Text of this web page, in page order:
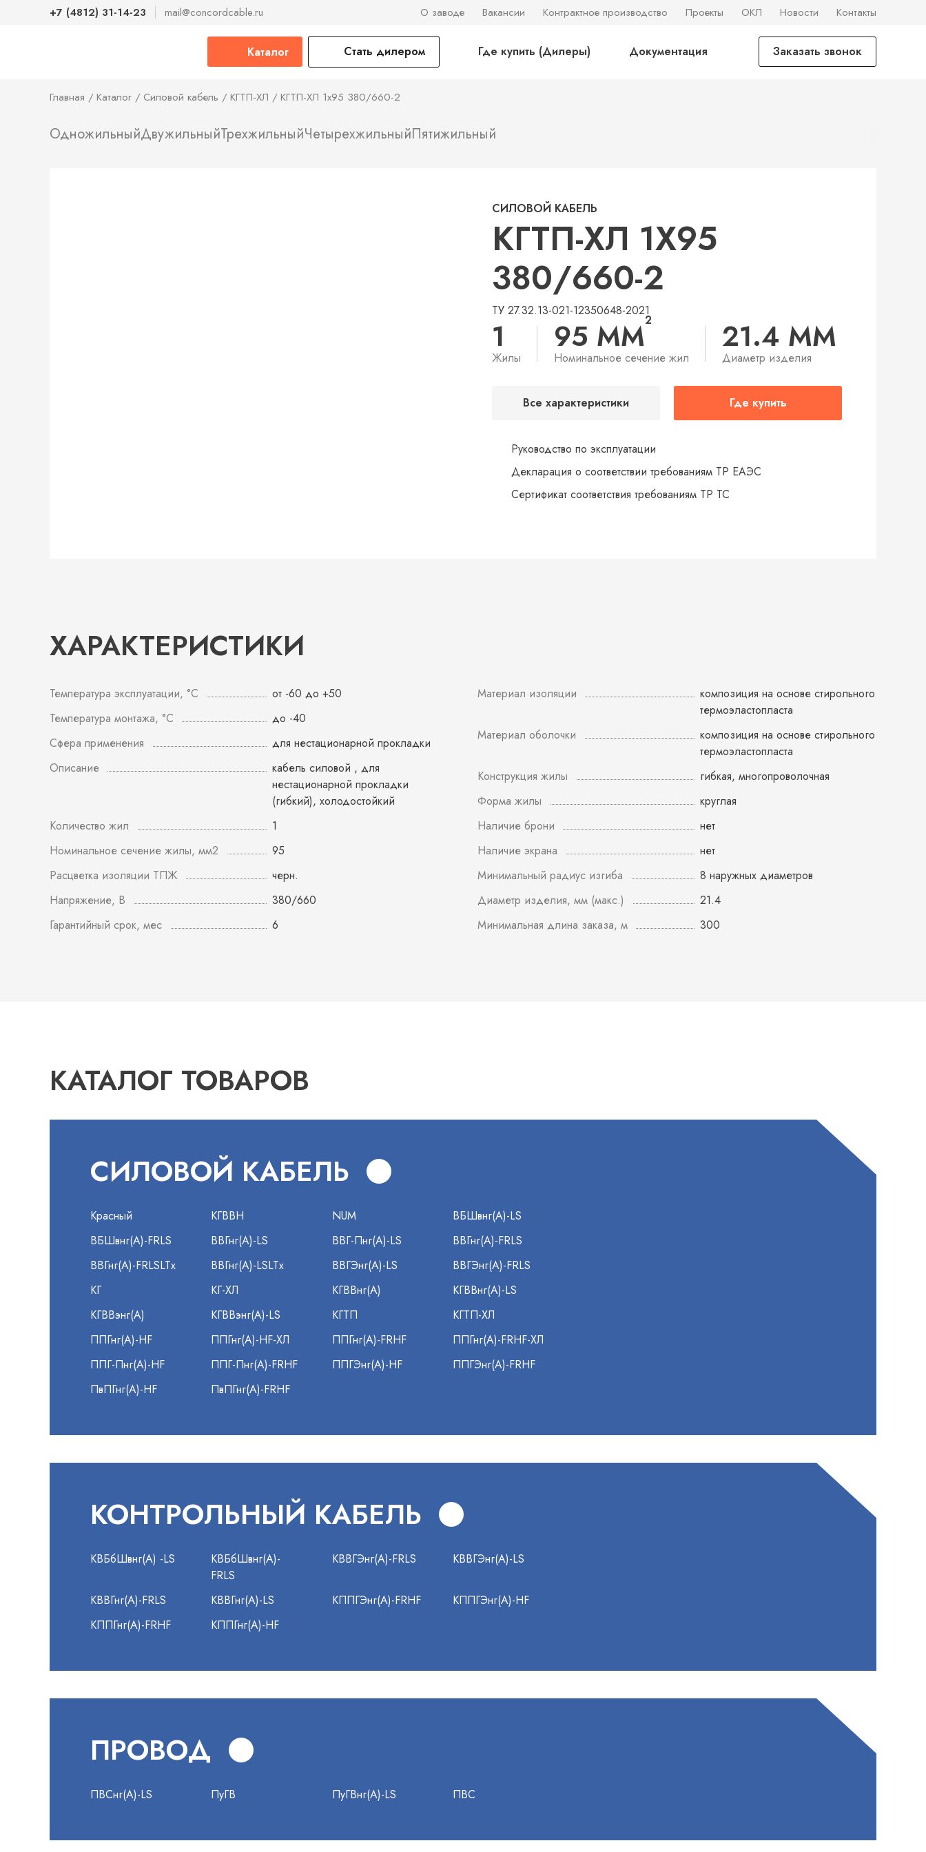
+7 (4812) 31-14-23 mail@concordcable.ru О заводе Вакансии Контрактное производство Проекты ОКЛ Новости Контакты
Каталог Стать дилером Где купить (Дилеры) Документация Заказать звонок
Главная Каталог Силовой кабель КГТП-ХЛ КГТП-ХЛ 1х95 380/660-2
ОдножильныйДвужильныйТрехжильныйЧетырехжильныйПятижильный
СИЛОВОЙ КАБЕЛЬ
КГТП-ХЛ 1Х95
380/660-2
ТУ 27.32.13-021-12350648-2021
1
Жилы
95 ММ2
Номинальное сечение жил
21.4 ММ
Диаметр изделия
Все характеристики Где купить
Руководство по эксплуатации
Декларация о соответствии требованиям ТР ЕАЭС
Сертификат соответствия требованиям ТР ТС
ХАРАКТЕРИСТИКИ
Температура эксплуатации, °С
от -60 до +50
Температура монтажа, °С
до -40
Сфера применения
для нестационарной прокладки
Описание
кабель силовой , для
нестационарной прокладки
(гибкий), холодостойкий
Количество жил
1
Номинальное сечение жилы, мм2
95
Расцветка изоляции ТПЖ
черн.
Напряжение, В
380/660
Гарантийный срок, мес
6
Материал изоляции
композиция на основе стирольного
термоэластопласта
Материал оболочки
композиция на основе стирольного
термоэластопласта
Конструкция жилы
гибкая, многопроволочная
Форма жилы
круглая
Наличие брони
нет
Наличие экрана
нет
Минимальный радиус изгиба
8 наружных диаметров
Диаметр изделия, мм (макс.)
21.4
Минимальная длина заказа, м
300
КАТАЛОГ ТОВАРОВ
СИЛОВОЙ КАБЕЛЬ
Красный КГВВН NUM
ВБШвнг(А)-LS
ВБШвнг(А)-FRLS
ВВГнг(А)-LS ВВГ-Пнг(А)-LS
ВВГнг(А)-FRLS
ВВГнг(А)-FRLSLTx
ВВГнг(А)-LSLTx ВВГЭнг(А)-LS
ВВГЭнг(А)-FRLS
КГ
КГ-ХЛ КГВВнг(А)
КГВВнг(А)-LS
КГВВэнг(А)
КГВВэнг(А)-LS КГТП
КГТП-ХЛ
ППГнг(А)-HF
ППГнг(А)-HF-ХЛ ППГнг(А)-FRHF
ППГнг(А)-FRHF-ХЛ
ППГ-Пнг(А)-HF
ППГ-Пнг(А)-FRHF ППГЭнг(А)-HF
ППГЭнг(А)-FRHF
ПвПГнг(А)-HF
ПвПГнг(А)-FRHF
КОНТРОЛЬНЫЙ КАБЕЛЬ
КВБбШвнг(А) -LS
КВБбШвнг(А)-
FRLS
КВВГЭнг(А)-FRLS КВВГЭнг(А)-LS
КВВГнг(А)-FRLS КВВГнг(А)-LS КППГЭнг(А)-FRHF
КППГЭнг(А)-HF
КППГнг(А)-FRHF
КППГнг(А)-HF
ПРОВОД
ПВСнг(А)-LS ПуГВ ПуГВнг(А)-LS ПВС